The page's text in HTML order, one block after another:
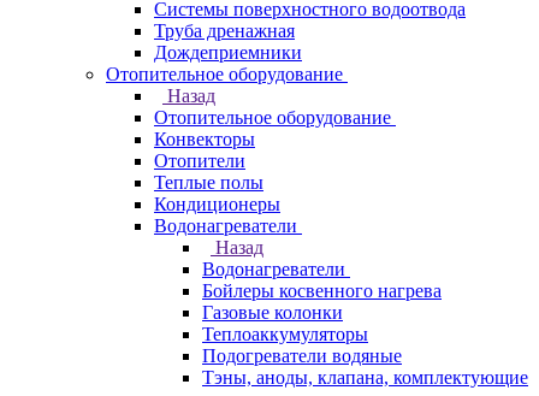
Системы поверхностного водоотвода
Труба дренажная
Дождеприемники
Отопительное оборудование
Назад
Отопительное оборудование
Конвекторы
Отопители
Теплые полы
Кондиционеры
Водонагреватели
Назад
Водонагреватели
Бойлеры косвенного нагрева
Газовые колонки
Теплоаккумуляторы
Подогреватели водяные
Тэны, аноды, клапана, комплектующие